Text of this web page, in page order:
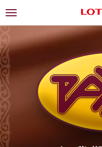
Toggle
navigation